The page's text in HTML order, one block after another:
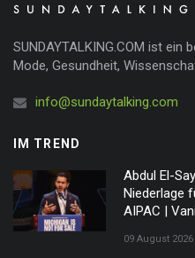
SUNDAYTALKING.COM ist ein
Mode, Gesundheit,
info@sundaytalking.com
IM TREND
Abdul El-
Niederlage
AIPAC |
09 August 2026